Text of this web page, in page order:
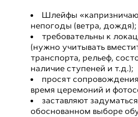
Шлейфы
непогоды (ветра, дождя);
требовательны к
(нужно учитывать
транспорта, рельеф,
наличие ступеней и т.д.);
просят
время церемоний и
заставляют
обоснованном выборе